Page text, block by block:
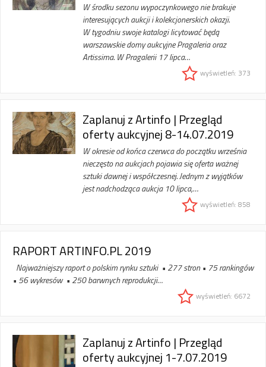
W środku sezonu wypoczynkowego nie brakuje
interesujących aukcji i kolekcjonerskich okazji.
W tygodniu swoje katalogi licytować będą
warszawskie domy aukcyjne Pragaleria oraz
Artissima. W Pragalerii 17 lipca…
wyświetleń: 373
Zaplanuj z Artinfo | Przegląd
oferty aukcyjnej 8-14.07.2019
W okresie od końca czerwca do początku września
nieczęsto na aukcjach pojawia się oferta ważnej
sztuki dawnej i współczesnej. Jednym z wyjątków
jest nadchodząca aukcja 10 lipca,…
wyświetleń: 858
RAPORT ARTINFO.PL 2019
Najważniejszy raport o polskim rynku sztuki • 277 stron • 75 rankingów
• 56 wykresów • 250 barwnych reprodukcji…
wyświetleń: 6672
Zaplanuj z Artinfo | Przegląd
oferty aukcyjnej 1-7.07.2019